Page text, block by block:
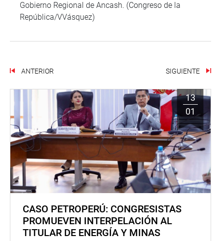
Gobierno Regional de Ancash. (Congreso de la
República/VVásquez)
ANTERIOR SIGUIENTE
13
01
CASO PETROPERÚ: CONGRESISTAS
PROMUEVEN INTERPELACIÓN AL
TITULAR DE ENERGÍA Y MINAS